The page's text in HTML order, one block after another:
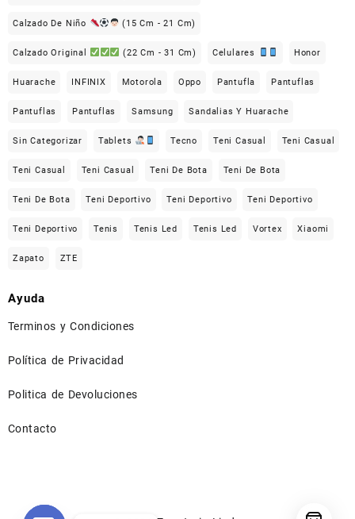
Calzado De Niño (15 Cm - 21 Cm)
Calzado Original (22 Cm - 31 Cm) Celulares Honor
Huarache INFINIX Motorola Oppo Pantufla Pantuflas
Pantuflas Pantuflas Samsung Sandalias Y Huarache
Sin Categorizar Tablets Tecno Teni Casual Teni Casual
Teni Casual Teni Casual Teni De Bota Teni De Bota
Teni De Bota Teni Deportivo Teni Deportivo Teni Deportivo
Teni Deportivo Tenis Tenis Led Tenis Led Vortex Xiaomi
Zapato ZTE
Ayuda
Terminos y Condiciones
Política de Privacidad
Politica de Devoluciones
Contacto